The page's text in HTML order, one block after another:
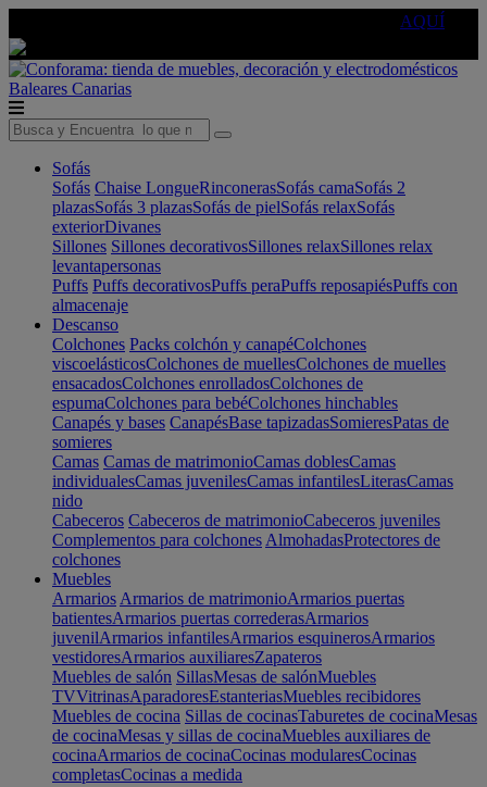
AQUÍ
Baleares Canarias
Sofás
Sofás Chaise LongueRinconerasSofás camaSofás 2
plazasSofás 3 plazasSofás de pielSofás relaxSofás
exteriorDivanes
Sillones Sillones decorativosSillones relaxSillones relax
levantapersonas
Puffs Puffs decorativosPuffs peraPuffs reposapiésPuffs con
almacenaje
Descanso
Colchones Packs colchón y canapéColchones
viscoelásticosColchones de muellesColchones de muelles
ensacadosColchones enrolladosColchones de
espumaColchones para bebéColchones hinchables
Canapés y bases CanapésBase tapizadasSomieresPatas de
somieres
Camas Camas de matrimonioCamas doblesCamas
individualesCamas juvenilesCamas infantilesLiterasCamas
nido
Cabeceros Cabeceros de matrimonioCabeceros juveniles
Complementos para colchones AlmohadasProtectores de
colchones
Muebles
Armarios Armarios de matrimonioArmarios puertas
batientesArmarios puertas correderasArmarios
juvenilArmarios infantilesArmarios esquinerosArmarios
vestidoresArmarios auxiliaresZapateros
Muebles de salón SillasMesas de salónMuebles
TVVitrinasAparadoresEstanteriasMuebles recibidores
Muebles de cocina Sillas de cocinasTaburetes de cocinaMesas
de cocinaMesas y sillas de cocinaMuebles auxiliares de
cocinaArmarios de cocinaCocinas modularesCocinas
completasCocinas a medida